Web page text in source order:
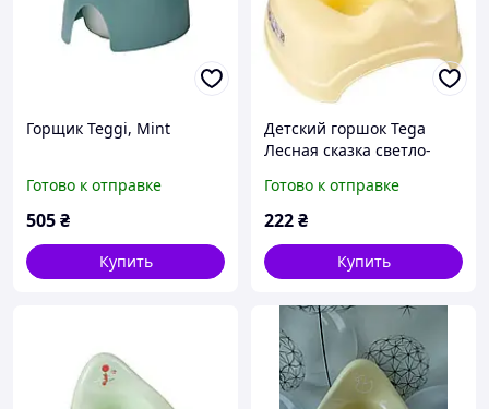
Горщик Teggi, Mint
Готово к отправке
505₴
Купить
Детский горшок Tega
Лесная сказка светло-
Готово к отправке
222₴
Купить